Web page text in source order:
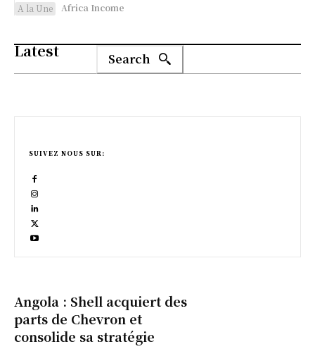
A la Une
Africa Income
Latest Search
Angola : Shell acquiert des
parts de Chevron et
consolide sa stratégie
SUIVEZ NOUS SUR: